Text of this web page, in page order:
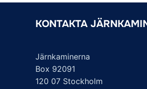
KONTAKTA
Järnkaminerna
Box 92091
120 07 Stockholm